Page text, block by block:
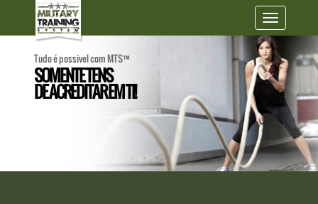
Toggle
Tudo é possivel com MTS™
SOMENTE TENS
DE ACREDITAR EM TI!